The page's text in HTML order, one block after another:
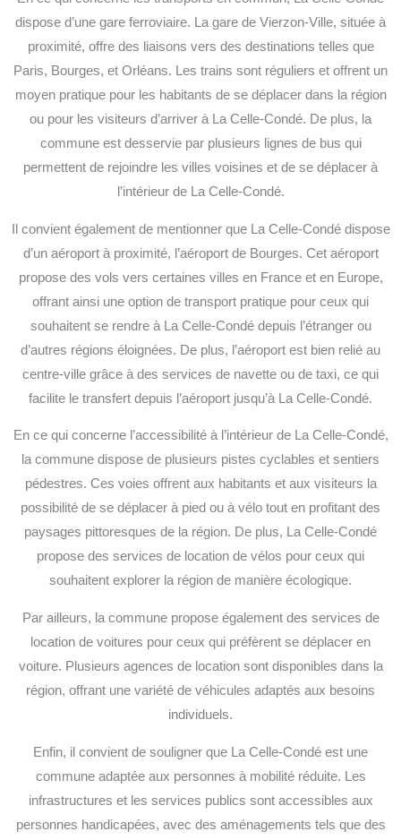
dispose d’une gare ferroviaire. La gare de Vierzon-Ville, située à
proximité, offre des liaisons vers des destinations telles que
Paris, Bourges, et Orléans. Les trains sont réguliers et offrent un
moyen pratique pour les habitants de se déplacer dans la région
ou pour les visiteurs d’arriver à La Celle-Condé. De plus, la
commune est desservie par plusieurs lignes de bus qui
permettent de rejoindre les villes voisines et de se déplacer à
l’intérieur de La Celle-Condé.
Il convient également de mentionner que La Celle-Condé dispose
d’un aéroport à proximité, l’aéroport de Bourges. Cet aéroport
propose des vols vers certaines villes en France et en Europe,
offrant ainsi une option de transport pratique pour ceux qui
souhaitent se rendre à La Celle-Condé depuis l’étranger ou
d’autres régions éloignées. De plus, l’aéroport est bien relié au
centre-ville grâce à des services de navette ou de taxi, ce qui
facilite le transfert depuis l’aéroport jusqu’à La Celle-Condé.
En ce qui concerne l’accessibilité à l’intérieur de La Celle-Condé,
la commune dispose de plusieurs pistes cyclables et sentiers
pédestres. Ces voies offrent aux habitants et aux visiteurs la
possibilité de se déplacer à pied ou à vélo tout en profitant des
paysages pittoresques de la région. De plus, La Celle-Condé
propose des services de location de vélos pour ceux qui
souhaitent explorer la région de manière écologique.
Par ailleurs, la commune propose également des services de
location de voitures pour ceux qui préfèrent se déplacer en
voiture. Plusieurs agences de location sont disponibles dans la
région, offrant une variété de véhicules adaptés aux besoins
individuels.
Enfin, il convient de souligner que La Celle-Condé est une
commune adaptée aux personnes à mobilité réduite. Les
infrastructures et les services publics sont accessibles aux
personnes handicapées, avec des aménagements tels que des